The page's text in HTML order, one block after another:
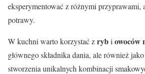
eksperymentować z różnymi przyprawami,
potrawy.
W kuchni warto korzystać zrybi owoców
głównego składnika dania, ale również
stworzenia unikalnych kombinacji